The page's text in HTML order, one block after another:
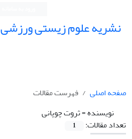
نشریه علوم زیستی ورزشی
صفحه اصلی
فهرست مقالات
نویسنده =ثروت چوپانی
تعداد مقالات:
1